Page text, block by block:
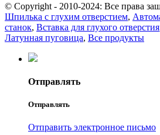
© Copyright - 2010-2024: Все права
Шпилька с глухим отверстием,
станок, Вставка для глухого отверстия
Латунная пуговица, Все продукты
Отправлять
Отправлять
Отправить электронное письмо